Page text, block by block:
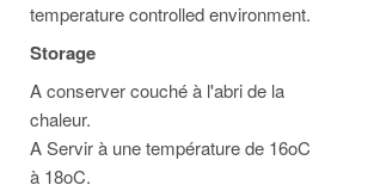
temperature controlled environment.
Storage
A conserver couché à l'abri de la
chaleur.
A Servir à une température de 16oC
à 18oC.